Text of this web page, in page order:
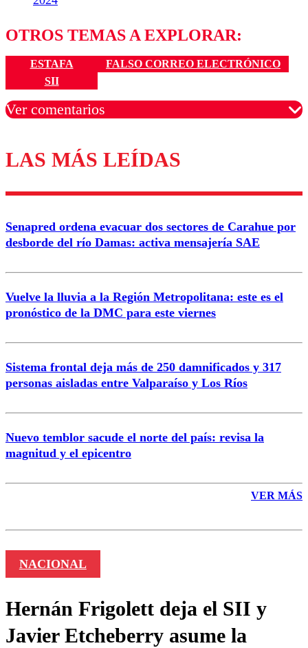
OTROS TEMAS A EXPLORAR:
ESTAFA
FALSO CORREO ELECTRÓNICO
SII
Ver comentarios
Los comentarios son moderados para garantizar un
diálogo respetuoso.
Correo
Enviar comentario
LAS MÁS LEÍDAS
Senapred ordena evacuar dos sectores de Carahue por
desborde del río Damas: activa mensajería SAE
Vuelve la lluvia a la Región Metropolitana: este es el
pronóstico de la DMC para este viernes
Sistema frontal deja más de 250 damnificados y 317
personas aisladas entre Valparaíso y Los Ríos
Nuevo temblor sacude el norte del país: revisa la
magnitud y el epicentro
VER MÁS
NACIONAL
Hernán Frigolett deja el SII y
Javier Etcheberry asume la